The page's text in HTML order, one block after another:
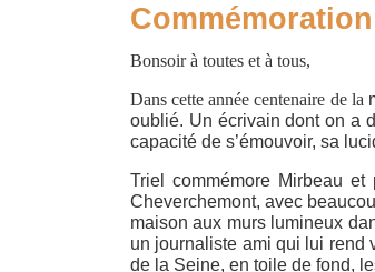
Bonsoir à toutes et à tous,
Dans cette année centenaire de la
oublié. Un écrivain dont on a
capacité de s’émouvoir, sa
Triel commémore Mirbeau
Cheverchemont, avec
maison aux murs lumineux
un journaliste ami qui lui rend
de la Seine, en toile de fond,